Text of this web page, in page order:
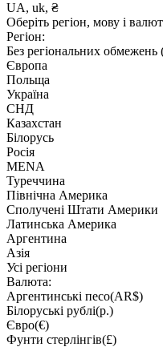
UA, uk, ₴
Оберіть регіон, мову і
Регіон:
Без регіональних обмежень
Європа
Польща
Україна
СНД
Казахстан
Білорусь
Росія
MENA
Туреччина
Північна Америка
Сполучені Штати Америки
Латинська Америка
Аргентина
Азія
Усі регіони
Валюта:
Аргентинські песо(AR$)
Білоруські рублі(р.)
Євро(€)
Фунти стерлінгів(£)